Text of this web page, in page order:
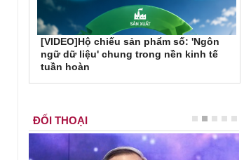
[VIDEO]Hộ chiếu sản phẩm số: 'Ngôn
ngữ dữ liệu' chung trong nền kinh tế
tuần hoàn
ĐỐI THOẠI